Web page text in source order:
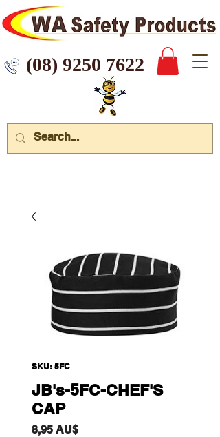
7622
SKU: 5FC
JB's-5FC-CHEF'S
CAP
8,95 AU$Giá